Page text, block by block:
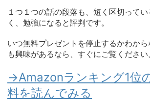
１つ１つの話の段落も、短く区切って
く、勉強になると評判です。
いつ無料プレゼントを停止するかわか
も興味があるなら、すぐにご覧ください
→Amazonランキング1位
料を読んでみる